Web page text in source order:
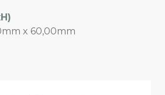
x 60,00mm